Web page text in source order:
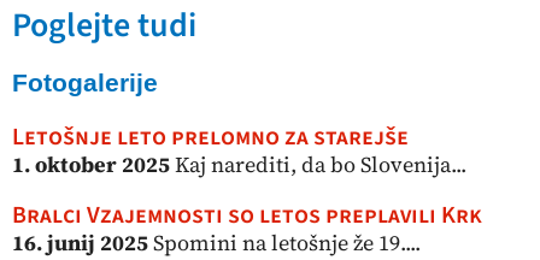
Poglejte tudi
Fotogalerije
Letošnje leto prelomno za starejše
1. oktober 2025Kaj narediti, da bo Slovenija...
Bralci Vzajemnosti so letos preplavili Krk
16. junij 2025Spomini na letošnje že 19....